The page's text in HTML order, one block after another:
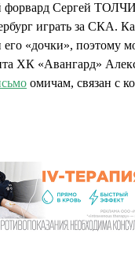
форвард Сергей
играть за СКА.
«дочки», поэтому
ХК «Авангард»
омичам, связан с